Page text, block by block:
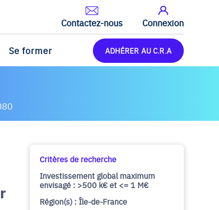
Contactez-nous Connexion
Se former ADHÉRER AU C.R.A
Critères de recherche
Investissement global maximum
envisagé : >500 k€ et <= 1 M€
Région(s) : Île-de-France